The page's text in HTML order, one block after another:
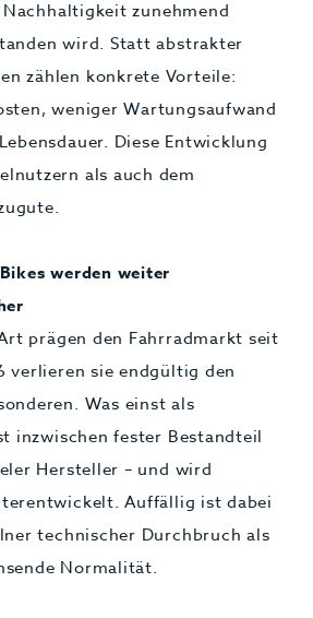
zunehmend
wird. Statt abstrakter
zählen konkrete Vorteile:
weniger Wartungsaufwand
Diese Entwicklung
als auch dem
werden weiter
prägen den Fahrradmarkt seit
verlieren sie endgültig den
Was einst als
inzwischen fester Bestandteil
Hersteller – und wird
Auffällig ist dabei
technischer Durchbruch als
Normalität.